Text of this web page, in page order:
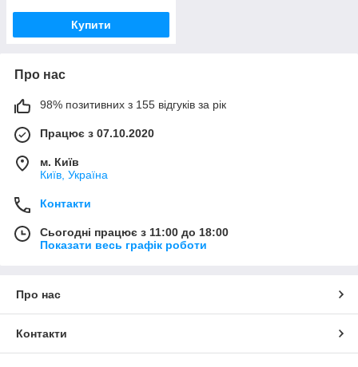
Купити
Про нас
98% позитивних з 155 відгуків за рік
Працює з 07.10.2020
м. Київ
Київ, Україна
Контакти
Сьогодні працює з 11:00 до 18:00
Показати весь графік роботи
Про нас
Контакти